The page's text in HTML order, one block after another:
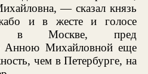
— сказал князь
и в жесте и голосе
в Москве, пред
Анною Михайловной еще
чем в Петербурге, на